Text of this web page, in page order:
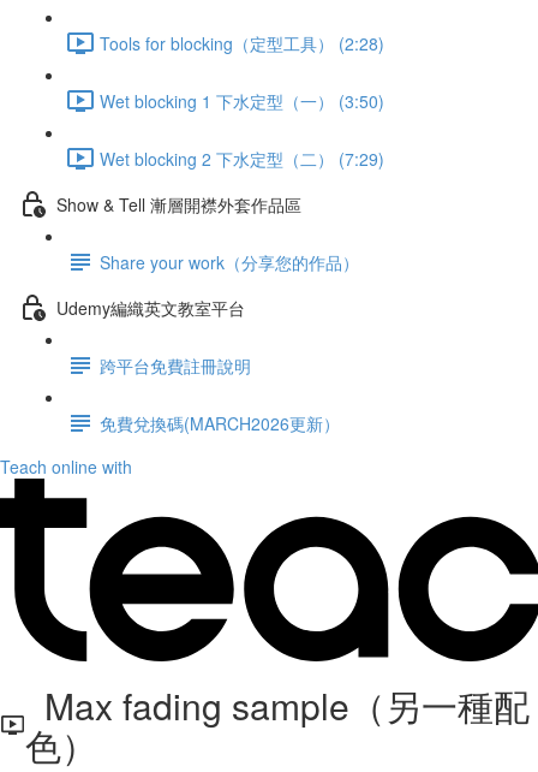
Tools for blocking（定型工具） (2:28)
Wet blocking 1 下水定型（一） (3:50)
Wet blocking 2 下水定型（二） (7:29)
Show & Tell 漸層開襟外套作品區
Share your work（分享您的作品）
Udemy編織英文教室平台
跨平台免費註冊說明
免費兌換碼(MARCH2026更新）
Teach online with
Max fading sample（另一種配
色）